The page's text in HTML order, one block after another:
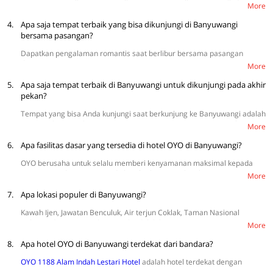
More
4.
Apa saja tempat terbaik yang bisa dikunjungi di Banyuwangi
bersama pasangan?
Dapatkan pengalaman romantis saat berlibur bersama pasangan
dengan mengunjungi Pantai Bama, Pantai Boom Banyuwangi, PantaiMore
5.
Apa saja tempat terbaik di Banyuwangi untuk dikunjungi pada akhir
pekan?
Tempat yang bisa Anda kunjungi saat berkunjung ke Banyuwangi adalah
Pantai Pulau Merah Banyuwangi, Green Bay Banyuwangi, Kawah Ijen,More
6. Apa fasilitas dasar yang tersedia di hotel OYO di Banyuwangi?
OYO berusaha untuk selalu memberi kenyamanan maksimal kepada
setiap tamu dengan menyediakan fasilitas yang lengkap, seperti TV,
fasilitas tambahan seperti tempat parkir, kulkas mini, CCTV, dan
More
7. Apa lokasi populer di Banyuwangi?
Kawah Ijen, Jawatan Benculuk, Air terjun Coklak, Taman Nasional
More
8. Apa hotel OYO di Banyuwangi terdekat dari bandara?
OYO 1188 Alam Indah Lestari Hotel adalah hotel terdekat dengan